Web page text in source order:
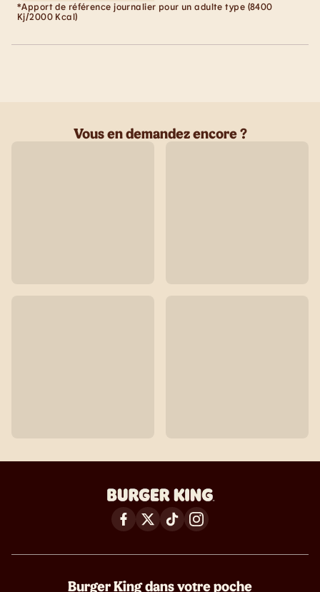
*Apport de référence journalier pour un adulte type (8400
Kj/2000 Kcal)
Vous en demandez encore ?
Burger King dans votre poche